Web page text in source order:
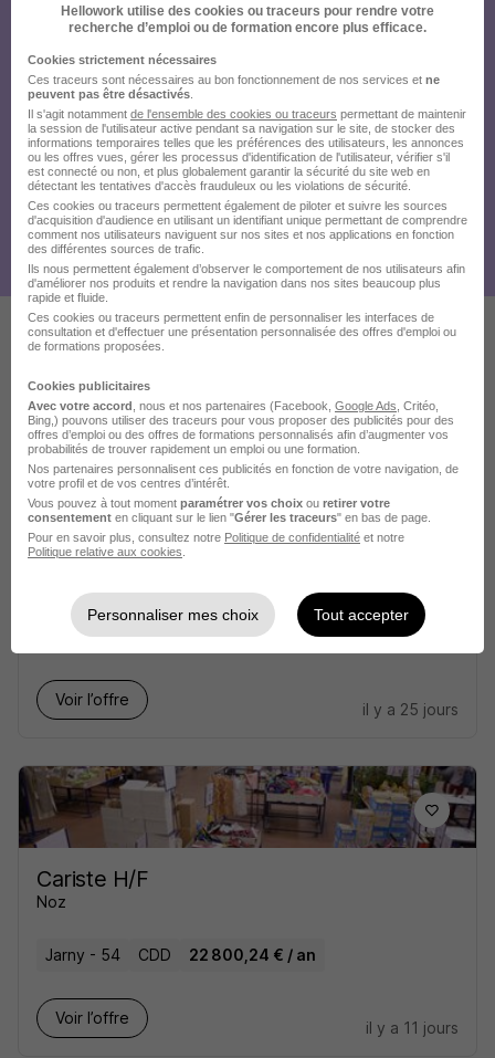
vous intéresser
Cariste H/F
Boulay-Moselle - 57 Intérim 12,31 - 13 € / heure
Voir l’offre
il y a 25 jours
Cariste H/F
Noz
Jarny - 54 CDD 22 800,24 € / an
Voir l’offre
il y a 11 jours
Hellowork utilise des cookies ou traceurs pour rendre votre
recherche d’emploi ou de formation encore plus efficace.
Cookies strictement nécessaires
Ces traceurs sont nécessaires au bon fonctionnement de nos services et ne
peuvent pas être désactivés
Il s'agit notamment de l'ensemble des cookies ou traceurs permettant de maintenir
la session de l'utilisateur active pendant sa navigation sur le site, de stocker des
informations temporaires telles que les préférences des utilisateurs, les annonces
ou les offres vues, gérer les processus d'identification de l'utilisateur, vérifier s'il
est connecté ou non, et plus globalement garantir la sécurité du site web en
détectant les tentatives d'accès frauduleux ou les violations de sécurité.
Ces cookies ou traceurs permettent également de piloter et suivre les sources
d'acquisition d'audience en utilisant un identifiant unique permettant de comprendre
comment nos utilisateurs naviguent sur nos sites et nos applications en fonction
des différentes sources de trafic.
Ils nous permettent également d’observer le comportement de nos utilisateurs afin
d'améliorer nos produits et rendre la navigation dans nos sites beaucoup plus
rapide et fluide.
Ces cookies ou traceurs permettent enfin de personnaliser les interfaces de
consultation et d'effectuer une présentation personnalisée des offres d'emploi ou
de formations proposées.
Cookies publicitaires
Avec votre accord , nous et nos partenaires (Facebook, Google Ads , Critéo,
Bing,) pouvons utiliser des traceurs pour vous proposer des publicités pour des
offres d’emploi ou des offres de formations personnalisés afin d’augmenter vos
probabilités de trouver rapidement un emploi ou une formation.
Nos partenaires personnalisent ces publicités en fonction de votre navigation, de
votre profil et de vos centres d’intérêt.
Vous pouvez à tout moment paramétrer vos choix ou retirer votre
consentement en cliquant sur le lien "Gérer les traceurs" en bas de page.
Pour en savoir plus, consultez notre Politique de confidentialité et notre
Politique relative aux cookies
Personnaliser mes choix Tout accepter